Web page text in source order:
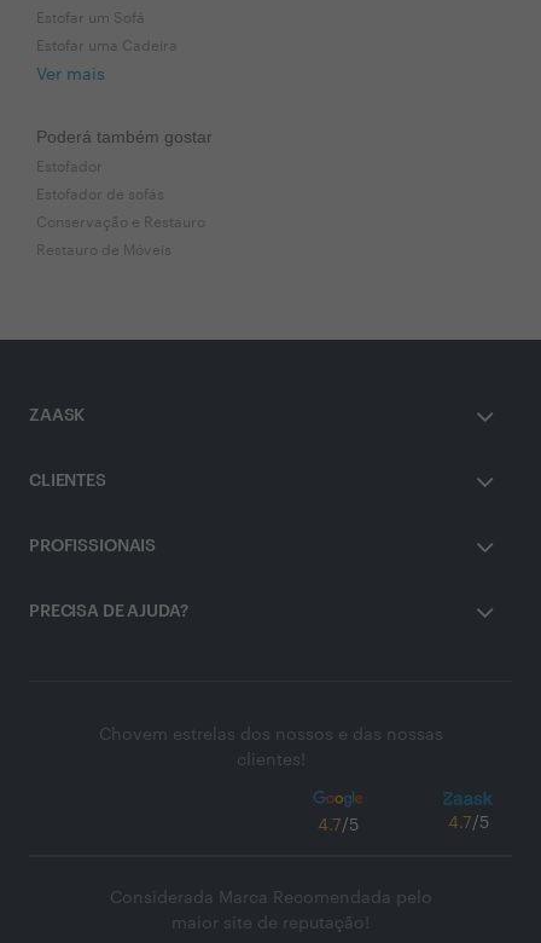
Estofar um Sofá
Estofar uma Cadeira
Ver mais
Poderá também gostar
Estofador
Estofador de sofás
Conservação e Restauro
Restauro de Móveis
ZAASK
CLIENTES
PROFISSIONAIS
PRECISA DE AJUDA?
Chovem estrelas dos nossos e das nossas
clientes!
4.7/5 4.7/5
Considerada Marca Recomendada pelo
maior site de reputação!